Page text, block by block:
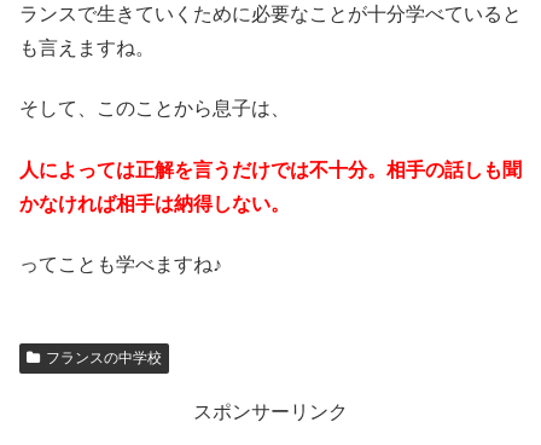
ランスで生きていくために必要なことが十分学べていると
も言えますね。
そして、このことから息子は、
人によっては正解を言うだけでは不十分。相手の話しも聞
かなければ相手は納得しない。
ってことも学べますね♪
フランスの中学校
スポンサーリンク